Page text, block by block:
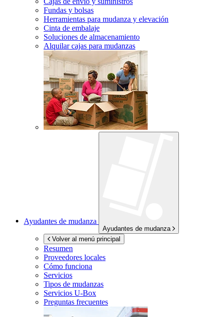
Fundas y bolsas
Herramientas para mudanza y elevación
Cinta de embalaje
Soluciones de almacenamiento
Alquilar cajas para mudanzas
Ayudantes de mudanza
Ayudantes de mudanza
Volver al menú principal
Resumen
Proveedores locales
Cómo funciona
Servicios
Tipos de mudanzas
Servicios U-Box
Preguntas frecuentes